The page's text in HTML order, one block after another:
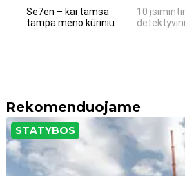
Se7en – kai tamsa
tampa meno kūriniu
10
Rekomenduojame
STATYBOS